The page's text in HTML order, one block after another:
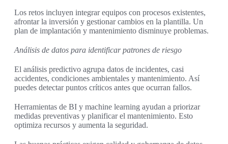
Los retos incluyen integrar equipos con procesos existentes,
afrontar la inversión y gestionar cambios en la plantilla. Un
plan de implantación y mantenimiento disminuye problemas.
Análisis de datos para identificar patrones de riesgo
El análisis predictivo agrupa datos de incidentes, casi
accidentes, condiciones ambientales y mantenimiento. Así
puedes detectar puntos críticos antes que ocurran fallos.
Herramientas de BI y machine learning ayudan a priorizar
medidas preventivas y planificar el mantenimiento. Esto
optimiza recursos y aumenta la seguridad.